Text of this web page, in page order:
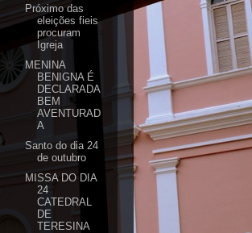
Próximo das
eleições fieis
procuram
Igreja
MENINA
BENIGNA É
DECLARADA
BEM
AVENTURAD
A
Santo do dia 24
de outubro
MISSA DO DIA
24
CATEDRAL
DE
TERESINA